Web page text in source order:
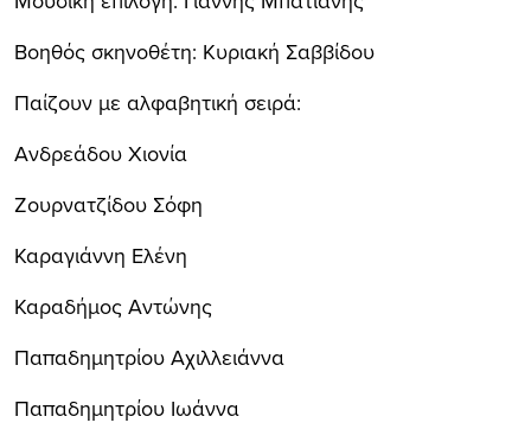
Βοηθός σκηνοθέτη: Κυριακή Σαββίδου
Παίζουν με αλφαβητική σειρά:
Ανδρεάδου Χιονία
Ζουρνατζίδου Σόφη
Καραγιάννη Ελένη
Καραδήμος Αντώνης
Παπαδημητρίου Αχιλλειάννα
Παπαδημητρίου Ιωάννα